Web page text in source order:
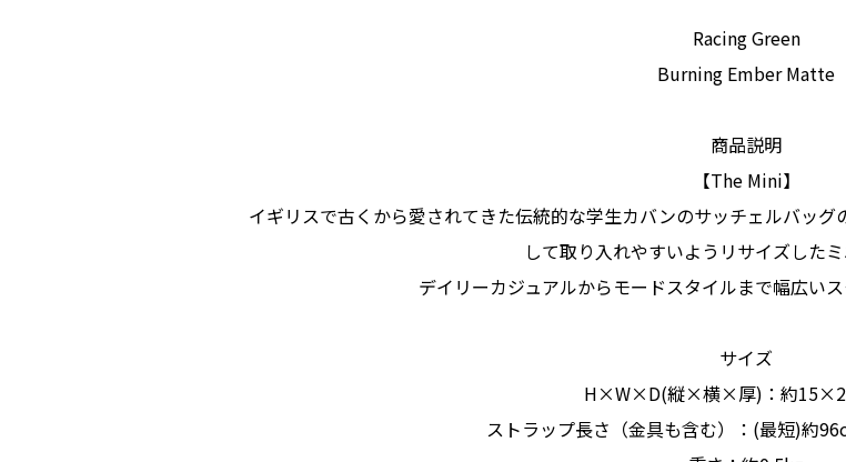
Racing Green
Burning Ember Matte
商品説明
【The Mini】
イギリスで古くから愛されてきた伝統的な学生カバンのサッチェルバッ
して取り入れやすいようリサイズしたミ
デイリーカジュアルからモードスタイルまで幅広い
サイズ
H×W×D(縦×横×厚)：約
ストラップ長さ（金具も含む）：(最短)約